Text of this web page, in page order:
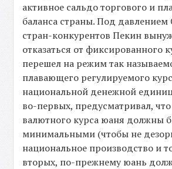
активное сальдо торгового и
баланса страны. Под
стран-конкурентов Пекин
отказаться от фиксированного
перешел на режим так
плавающего регулируемого
национальной денежной
во-первых, предусматривал,
валютного курса юаня должны
минимальными (чтобы не
национальное производство и
вторых, по-прежнему юань